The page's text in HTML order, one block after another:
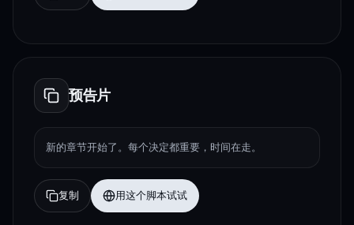
预告片
新的章节开始了。每个决定都重要，时间在走。
复制 用这个脚本试试